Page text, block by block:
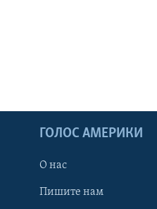
ГОЛОС АМЕРИКИ
О нас
Пишите нам